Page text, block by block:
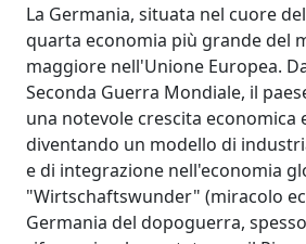
La Germania, situata nel cuore
quarta economia più grande del
maggiore nell'Unione Europea.
Seconda Guerra Mondiale, il
una notevole crescita economica
diventando un modello di
e di integrazione nell'economia
"Wirtschaftswunder" (miracolo
Germania del dopoguerra,